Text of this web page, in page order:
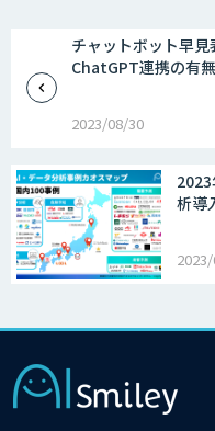
チャットボット早見
ChatGPT連携の有
2023/08/30
析導